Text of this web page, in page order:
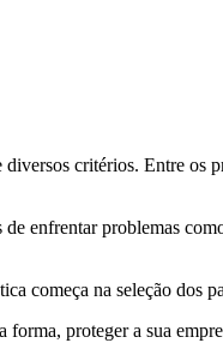
critérios. Entre os
enfrentar problemas
começa na seleção dos
proteger a sua